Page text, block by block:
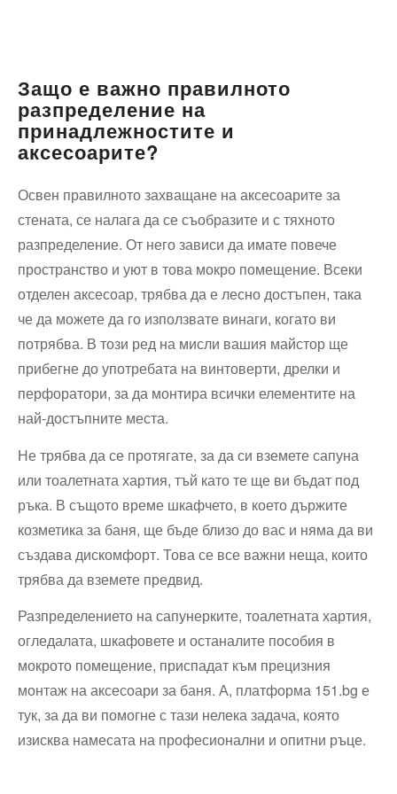
Защо е важно правилното
разпределение на
принадлежностите и
аксесоарите?
Освен правилното захващане на аксесоарите за
стената, се налага да се съобразите и с тяхното
разпределение. От него зависи да имате повече
пространство и уют в това мокро помещение. Всеки
отделен аксесоар, трябва да е лесно достъпен, така
че да можете да го използвате винаги, когато ви
потрябва. В този ред на мисли вашия майстор ще
прибегне до употребата на винтоверти, дрелки и
перфоратори, за да монтира всички елементите на
най-достъпните места.
Не трябва да се протягате, за да си вземете сапуна
или тоалетната хартия, тъй като те ще ви бъдат под
ръка. В същото време шкафчето, в което държите
козметика за баня, ще бъде близо до вас и няма да ви
създава дискомфорт. Това се все важни неща, които
трябва да вземете предвид.
Разпределението на сапунерките, тоалетната хартия,
огледалата, шкафовете и останалите пособия в
мокрото помещение, приспадат към прецизния
монтаж на аксесоари за баня. А, платформа 151.bg е
тук, за да ви помогне с тази нелека задача, която
изисква намесата на професионални и опитни ръце.